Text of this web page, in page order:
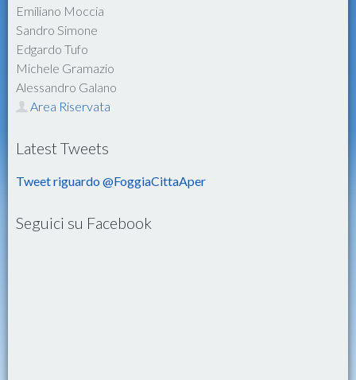
Emiliano Moccia
Sandro Simone
Edgardo Tufo
Michele Gramazio
Alessandro Galano
Area Riservata
Latest Tweets
Tweet riguardo @FoggiaCittaAper
Seguici su Facebook